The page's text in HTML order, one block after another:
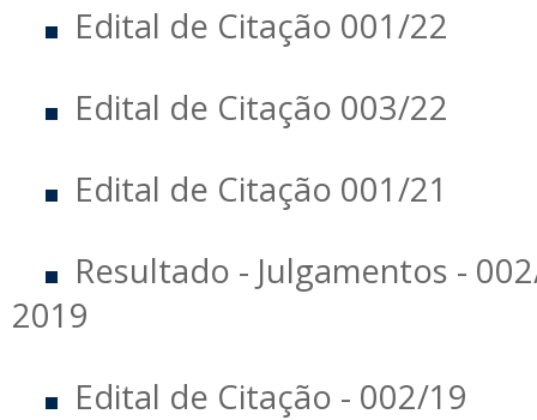
Edital de Citação 001/22
Edital de Citação 003/22
Edital de Citação 001/21
Resultado - Julgamentos -
2019
Edital de Citação - 002/19